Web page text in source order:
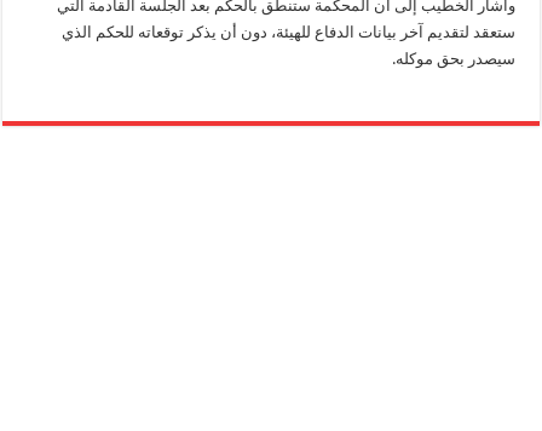
وأشار الخطيب إلى أن المحكمة ستنطق بالحكم بعد الجلسة القادمة التي
ستعقد لتقديم آخر بيانات الدفاع للهيئة، دون أن يذكر توقعاته للحكم الذي
سيصدر بحق موكله.